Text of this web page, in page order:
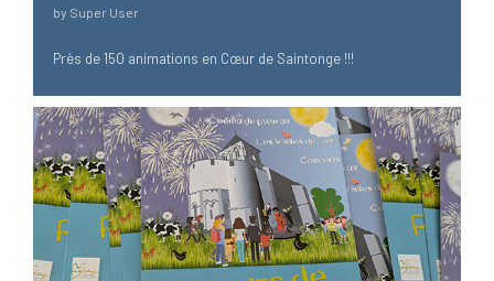
by Super User
Près de 150 animations en Cœur de Saintonge !!!